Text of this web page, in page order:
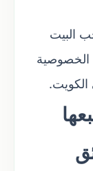
البيت
الخصوصية
الكويت.